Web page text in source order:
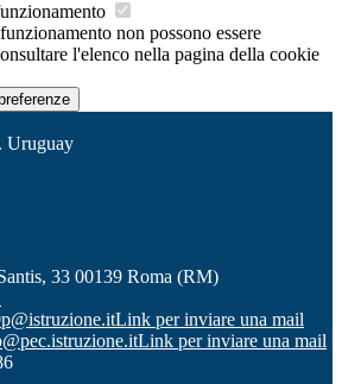
non possono essere
l'elenco nella pagina della cookie
Uruguay
33 00139 Roma (RM)
Link per inviare una mail
Link per inviare una mail